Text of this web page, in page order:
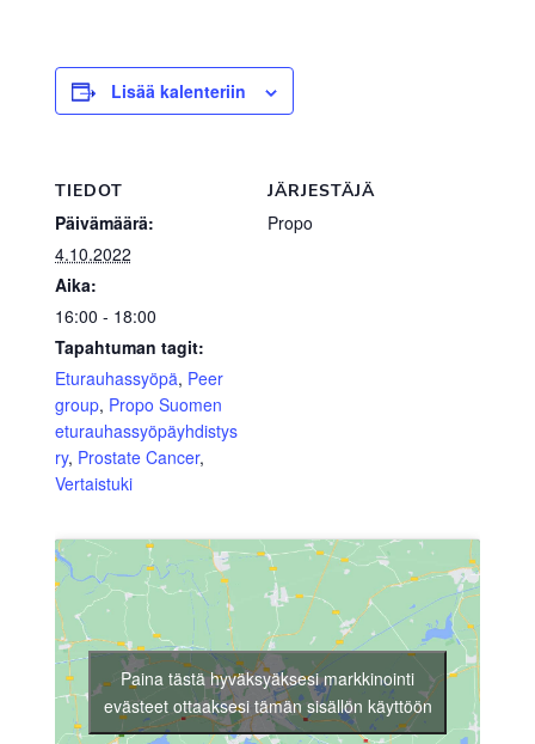
Lisää kalenteriin
TIEDOT
Päivämäärä:
4.10.2022
Aika:
16:00 - 18:00
Tapahtuman tagit:
Eturauhassyöpä, Peer
group, Propo Suomen
eturauhassyöpäyhdistys
ry, Prostate Cancer,
Vertaistuki
JÄRJESTÄJÄ
Propo
Paina tästä hyväksyäksesi markkinointi
evästeet ottaaksesi tämän sisällön käyttöön